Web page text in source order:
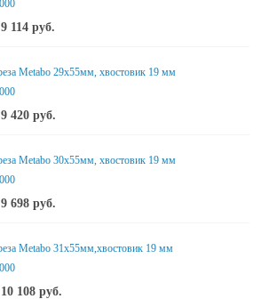
9 114 руб.
Metabo 29x55мм, хвостовик 19 мм
9 420 руб.
Metabo 30x55мм, хвостовик 19 мм
9 698 руб.
Metabo 31x55мм,хвостовик 19 мм
10 108 руб.